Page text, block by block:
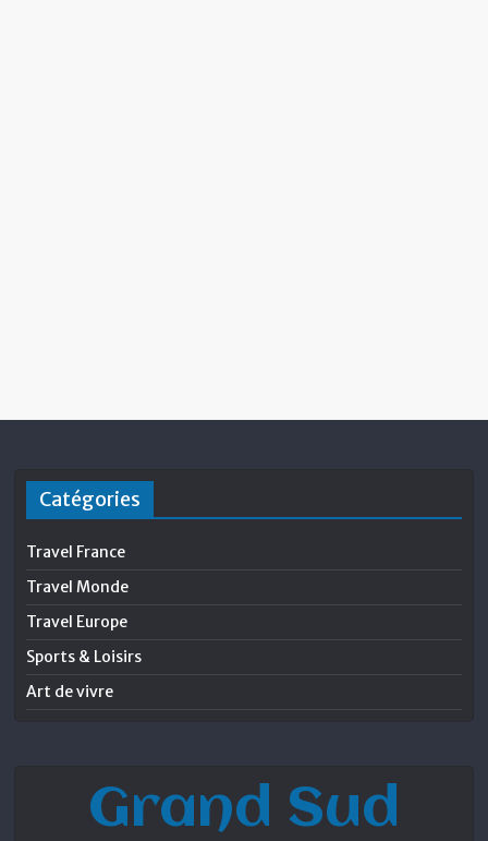
Catégories
Travel France
Travel Monde
Travel Europe
Sports & Loisirs
Art de vivre
Grand Sud